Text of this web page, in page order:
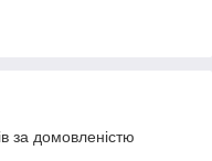
за домовленістю